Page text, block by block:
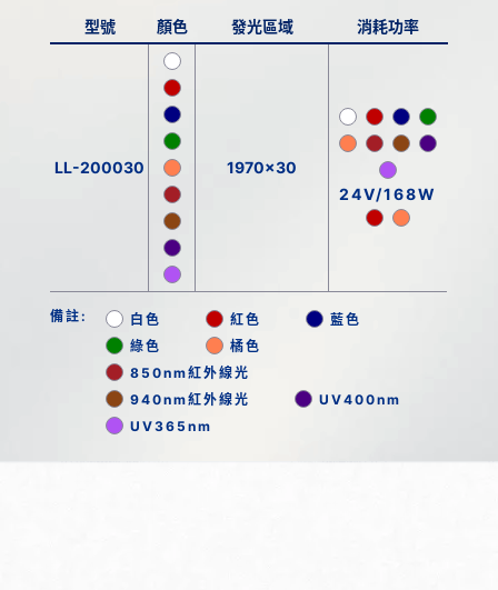
型號 顏色 發光區域 消耗功率
LL-200030
1970x30
24V/168W
備註: 白色 紅色
藍色
綠色
橘色
850nm紅外線光
940nm紅外線光
UV400nm
UV365nm